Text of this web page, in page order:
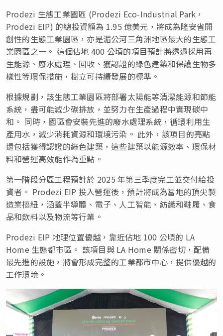
Prodezi 生態工業園區 (Prodezi Eco-Industrial Park，
Prodezi EIP) 的總投資額為 1.95 億美元，將成為隆安省開
創性的生態工業園區，亦是湄公河三角洲地區最大的生態工
業園區之一。 這個佔地 400 公頃的項目預計將透過採用再
生能源、廢水處理、回收、獲認證的綠色建築和保護生物多
樣性等環保措施，樹立可持續發展的標準。
根據規劃，該生態工業園區將部署太陽能等清潔能源和節能
系統，盡可能減少碳排放，並努力在生產過程中實現碳中
和。 同時，園區會安裝先進的廢水處理系統，循環利用生
產用水，減少消耗資源和環境污染。 此外，該項目的亮點
還包括獲得認證的綠色建築，這些建築以能源效率、環保材
料和營運高效能作為重點。
第一階段分區工程預計於 2025 年第三季度完工並交付給投
資者。 Prodezi EIP 投入營運後，預計將成為當地的頂尖製
造業樞紐，涵蓋半導體、電子、人工智能、紡織和鞋履、食
品和飲料以及物流等行業。
Prodezi EIP 地理位置優越，靠近佔地 100 公頃的 LA
Home 生態都市區。 該項目與 LA Home 關係密切，配備
最先進的設施，將會形成完整的工業都市中心，提供優越的
工作環境。